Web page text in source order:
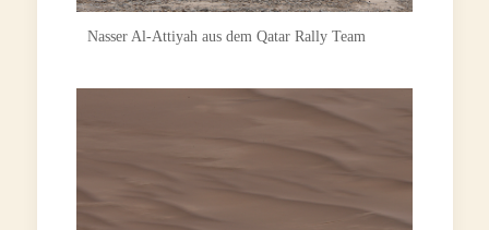
Nasser Al-Attiyah aus dem Qatar Rally Team